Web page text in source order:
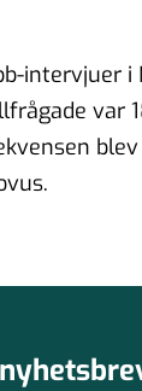
intervjuer
var